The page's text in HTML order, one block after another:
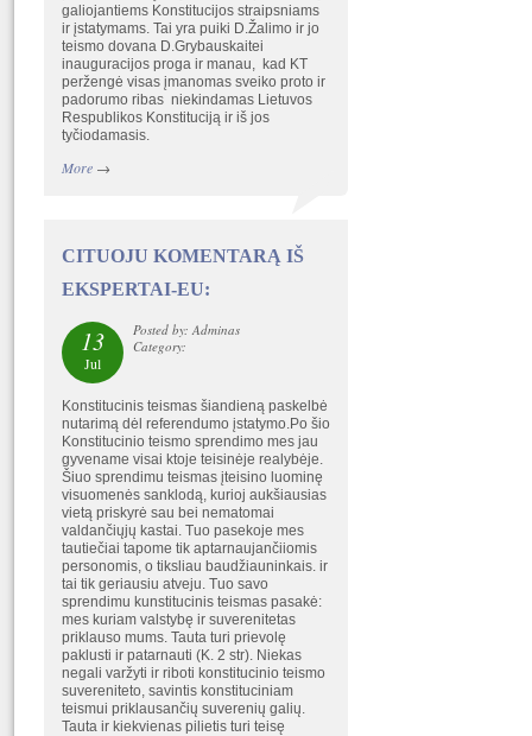
galiojantiems Konstitucijos straipsniams
ir įstatymams. Tai yra puiki D.Žalimo ir jo
teismo dovana D.Grybauskaitei
inauguracijos proga ir manau, kad KT
peržengė visas įmanomas sveiko proto ir
padorumo ribas niekindamas Lietuvos
Respublikos Konstituciją ir iš jos
tyčiodamasis.
More→
CITUOJU KOMENTARĄ IŠ
EKSPERTAI-EU:
13
Jul
Posted by: Adminas
Category:
Konstitucinis teismas šiandieną paskelbė
nutarimą dėl referendumo įstatymo.Po šio
Konstitucinio teismo sprendimo mes jau
gyvename visai ktoje teisinėje realybėje.
Šiuo sprendimu teismas įteisino luominę
visuomenės sanklodą, kurioj aukšiausias
vietą priskyrė sau bei nematomai
valdančiųjų kastai. Tuo pasekoje mes
tautiečiai tapome tik aptarnaujančiiomis
personomis, o tiksliau baudžiauninkais. ir
tai tik geriausiu atveju. Tuo savo
sprendimu kunstitucinis teismas pasakė:
mes kuriam valstybę ir suverenitetas
priklauso mums. Tauta turi prievolę
paklusti ir patarnauti (K. 2 str). Niekas
negali varžyti ir riboti konstitucinio teismo
suvereniteto, savintis konstituciniam
teismui priklausančių suverenių galių.
Tauta ir kiekvienas pilietis turi teisę